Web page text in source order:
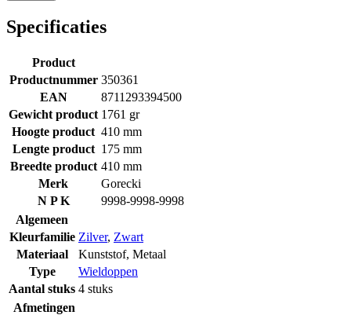
Specificaties
Product
Productnummer 350361
EAN
8711293394500
Gewicht product 1761 gr
Hoogte product 410 mm
Lengte product 175 mm
Breedte product 410 mm
Merk
Gorecki
N P K
9998-9998-9998
Algemeen
Kleurfamilie Zilver, Zwart
Materiaal
Kunststof, Metaal
Type
Wieldoppen
Aantal stuks 4 stuks
Afmetingen